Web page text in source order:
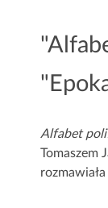
Alfabet
Tomaszem